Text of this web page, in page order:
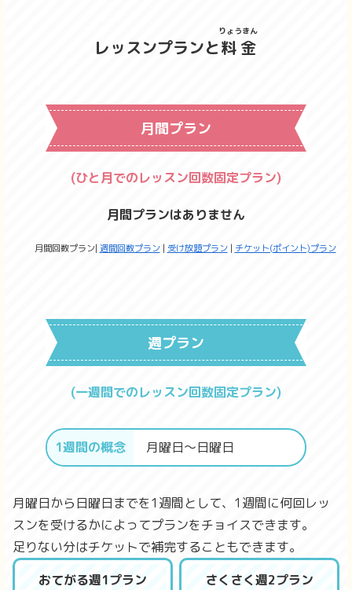
レッスンプランと料金
りょうきん
月間プラン
(ひと月でのレッスン回数固定プラン)
月間プランはありません
月間回数プラン 週間回数プラン 受け放題プラン チケット(ポイント)プラン
週プラン
(一週間でのレッスン回数固定プラン)
1週間の概念 月曜日〜日曜日
月曜日から日曜日までを1週間として、1週間に何回レッ
スンを受けるかによってプランをチョイスできます。
足りない分はチケットで補完することもできます。
おてがる週1プラン
さくさく週2プラン